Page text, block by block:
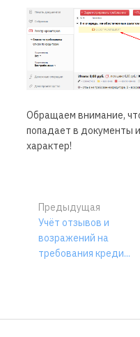
Обращаем внимание,
попадает в документы
характер!
Предыдущая
Учёт отзывов и
возражений на
требования креди...